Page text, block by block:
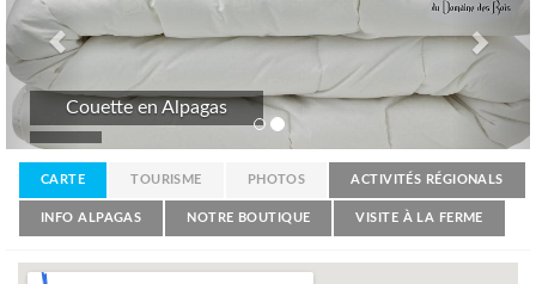
Couette en Alpagas
CARTE TOURISME PHOTOS ACTIVITÉS RÉGIONALS
INFO ALPAGAS NOTRE BOUTIQUE VISITE À LA FERME